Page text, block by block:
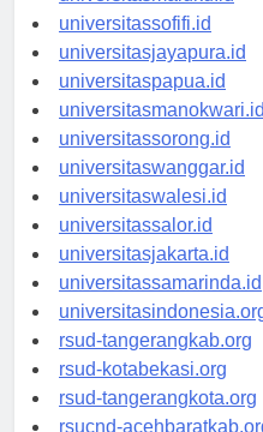
universitasmaluku.id
universitassofifi.id
universitasjayapura.id
universitaspapua.id
universitasmanokwari.id
universitassorong.id
universitaswanggar.id
universitaswalesi.id
universitassalor.id
universitasjakarta.id
universitassamarinda.id
universitasindonesia.org
rsud-tangerangkab.org
rsud-kotabekasi.org
rsud-tangerangkota.org